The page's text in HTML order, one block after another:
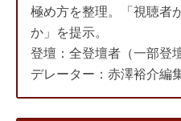
極め方を整理。「視聴者
か」を提示。
登壇：全登壇者（一部登
デレーター：赤澤裕介編